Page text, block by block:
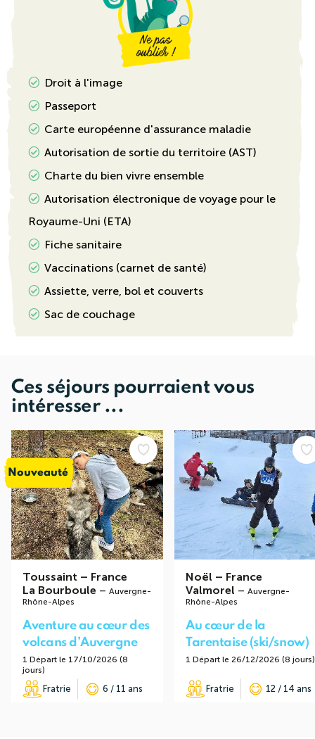
Droit à l'image
Passeport
Carte européenne d'assurance maladie
Autorisation de sortie du territoire (AST)
Charte du bien vivre ensemble
Autorisation électronique de voyage pour le
Royaume-Uni (ETA)
Fiche sanitaire
Vaccinations (carnet de santé)
Assiette, verre, bol et couverts
Sac de couchage
Ces séjours pourraient vous
intéresser ...
Nouveauté
Toussaint – France
La Bourboule – Auvergne-
Rhône-Alpes
Aventure au cœur des
volcans d’Auvergne
1 Départ le 17/10/2026 (8
jours)
Fratrie 6 / 11 ans
Noël – France
Valmorel – Auvergne-
Rhône-Alpes
Au cœur de la
Tarentaise (ski/snow)
1 Départ le 26/12/2026 (8 jours)
Fratrie 12 / 14 ans